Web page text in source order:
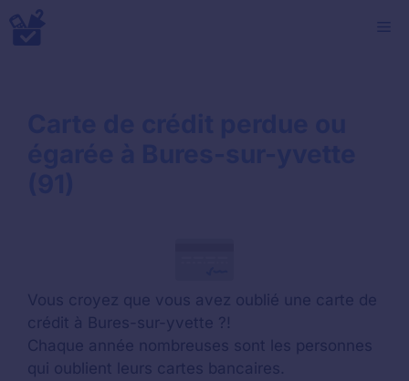
Aller
au
Vous croyez que vous avez oublié une carte de
crédit à Bures-sur-yvette ?!
Chaque année nombreuses sont les personnes
qui oublient leurs cartes bancaires.